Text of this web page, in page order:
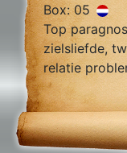
Box: 05
Top
zielsliefde,
relatie
foto reading.